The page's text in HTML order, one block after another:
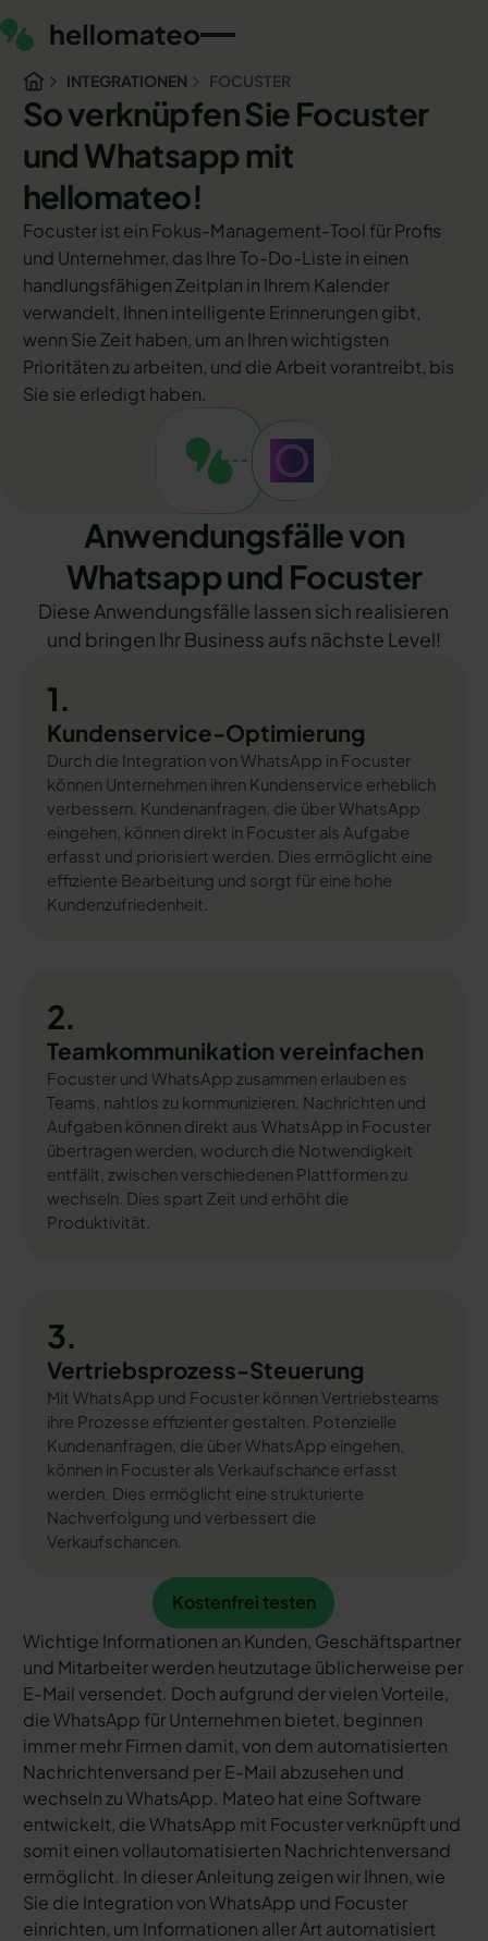
INTEGRATIONEN FOCUSTER
So verknüpfen Sie Focuster
und Whatsapp mit
hellomateo!
Focuster ist ein Fokus-Management-Tool für Profis
und Unternehmer, das Ihre To-Do-Liste in einen
handlungsfähigen Zeitplan in Ihrem Kalender
verwandelt, Ihnen intelligente Erinnerungen gibt,
wenn Sie Zeit haben, um an Ihren wichtigsten
Prioritäten zu arbeiten, und die Arbeit vorantreibt, bis
Sie sie erledigt haben.
Anwendungsfälle von
Whatsapp und Focuster
Diese Anwendungsfälle lassen sich realisieren
und bringen Ihr Business aufs nächste Level!
1.
Kundenservice-Optimierung
Durch die Integration von WhatsApp in Focuster
können Unternehmen ihren Kundenservice erheblich
verbessern. Kundenanfragen, die über WhatsApp
eingehen, können direkt in Focuster als Aufgabe
erfasst und priorisiert werden. Dies ermöglicht eine
effiziente Bearbeitung und sorgt für eine hohe
Kundenzufriedenheit.
2.
Teamkommunikation vereinfachen
Focuster und WhatsApp zusammen erlauben es
Teams, nahtlos zu kommunizieren. Nachrichten und
Aufgaben können direkt aus WhatsApp in Focuster
übertragen werden, wodurch die Notwendigkeit
entfällt, zwischen verschiedenen Plattformen zu
wechseln. Dies spart Zeit und erhöht die
Produktivität.
3.
Vertriebsprozess-Steuerung
Mit WhatsApp und Focuster können Vertriebsteams
ihre Prozesse effizienter gestalten. Potenzielle
Kundenanfragen, die über WhatsApp eingehen,
können in Focuster als Verkaufschance erfasst
werden. Dies ermöglicht eine strukturierte
Nachverfolgung und verbessert die
Verkaufschancen.
Kostenfrei testen
Kostenfrei testen
Wichtige Informationen an Kunden, Geschäftspartner
und Mitarbeiter werden heutzutage üblicherweise per
E-Mail versendet. Doch aufgrund der vielen Vorteile,
die WhatsApp für Unternehmen bietet, beginnen
immer mehr Firmen damit, von dem automatisierten
Nachrichtenversand per E-Mail abzusehen und
wechseln zu WhatsApp. Mateo hat eine Software
entwickelt, die WhatsApp mit Focuster verknüpft und
somit einen vollautomatisierten Nachrichtenversand
ermöglicht. In dieser Anleitung zeigen wir Ihnen, wie
Sie die Integration von WhatsApp und Focuster
einrichten, um Informationen aller Art automatisiert